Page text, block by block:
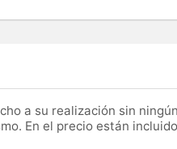
a su realización sin
En el precio están